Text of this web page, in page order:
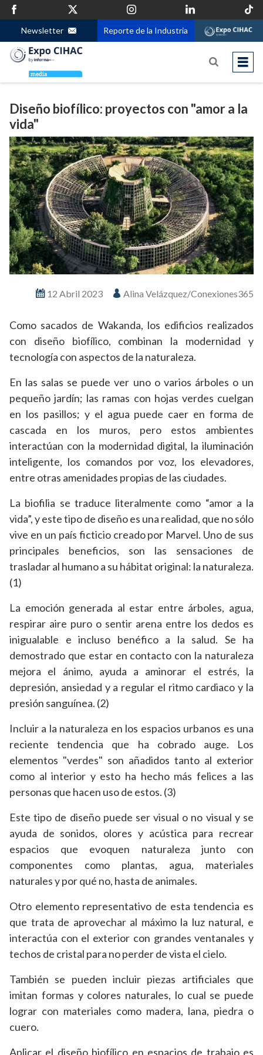
Newsletter Reporte de la Industria
Diseño biofílico: proyectos con "amor a la
vida"
12 Abril 2023 Alina Velázquez/Conexiones365
Como sacados de Wakanda, los edificios realizados
con diseño biofílico, combinan la modernidad y
tecnología con aspectos de la naturaleza.
En las salas se puede ver uno o varios árboles o un
pequeño jardín; las ramas con hojas verdes cuelgan
en los pasillos; y el agua puede caer en forma de
cascada en los muros, pero estos ambientes
interactúan con la modernidad digital, la iluminación
inteligente, los comandos por voz, los elevadores,
entre otras amenidades propias de las ciudades.
La biofilia se traduce literalmente como “amor a la
vida”, y este tipo de diseño es una realidad, que no sólo
vive en un país ficticio creado por Marvel. Uno de sus
principales beneficios, son las sensaciones de
trasladar al humano a su hábitat original: la naturaleza.
(1)
La emoción generada al estar entre árboles, agua,
respirar aire puro o sentir arena entre los dedos es
inigualable e incluso benéfico a la salud. Se ha
demostrado que estar en contacto con la naturaleza
mejora el ánimo, ayuda a aminorar el estrés, la
depresión, ansiedad y a regular el ritmo cardiaco y la
presión sanguínea. (2)
Incluir a la naturaleza en los espacios urbanos es una
reciente tendencia que ha cobrado auge. Los
elementos "verdes" son añadidos tanto al exterior
como al interior y esto ha hecho más felices a las
personas que hacen uso de estos. (3)
Este tipo de diseño puede ser visual o no visual y se
ayuda de sonidos, olores y acústica para recrear
espacios que evoquen naturaleza junto con
componentes como plantas, agua, materiales
naturales y por qué no, hasta de animales.
Otro elemento representativo de esta tendencia es
que trata de aprovechar al máximo la luz natural, e
interactúa con el exterior con grandes ventanales y
techos de cristal para no perder de vista el cielo.
También se pueden incluir piezas artificiales que
imitan formas y colores naturales, lo cual se puede
lograr con materiales como madera, lana, piedra o
cuero.
Aplicar el diseño biofílico en espacios de trabajo es